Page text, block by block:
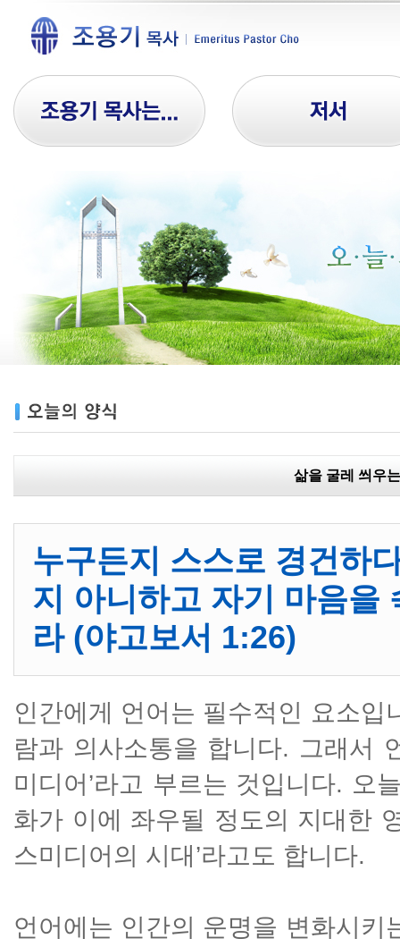
삶을 굴레 씌우
누구든지 스스로 경건하
지 아니하고 자기 마음을
라 (야고보서 1:26)
인간에게 언어는 필수적인 요소
람과 의사소통을 합니다. 그래서
미디어’라고 부르는 것입니다. 오
화가 이에 좌우될 정도의 지대한
스미디어의 시대’라고도 합니다.
언어에는 인간의 운명을 변화시